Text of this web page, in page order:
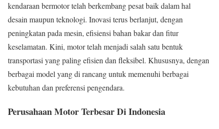
kendaraan bermotor telah berkembang pesat baik dalam hal
desain maupun teknologi. Inovasi terus berlanjut, dengan
peningkatan pada mesin, efisiensi bahan bakar dan fitur
keselamatan. Kini, motor telah menjadi salah satu bentuk
transportasi yang paling efisien dan fleksibel. Khususnya, dengan
berbagai model yang di rancang untuk memenuhi berbagai
kebutuhan dan preferensi pengendara.
Perusahaan Motor Terbesar Di Indonesia